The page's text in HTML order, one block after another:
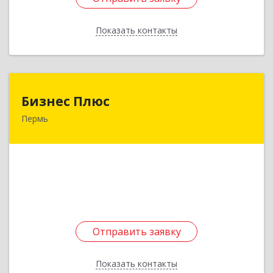
Показать контакты
Назад
Бизнес Плюс
Пермь
Отправить заявку
Показать контакты
614051, Пермский край, Пермь г, Юрша ул, дом
Отправить заявку
Назад